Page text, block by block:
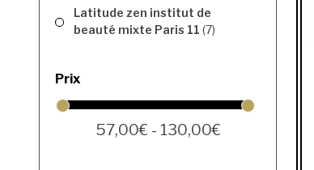
Latitude zen institut de
beauté mixte Paris 11 (7)
Prix
57,00€ - 130,00€